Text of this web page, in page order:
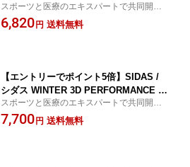
ミニ ブーツドライヤー スノーボード
スポーツと医療のエキスパートで共同開発
されたインソール!! SIDAS / DRY FLOW MI
NI 日本正規品
6,820 円 送料無料
【エントリーでポイント5倍】SIDAS /
シダス WINTER 3D PERFORMANCE /
ウインター3Dパフォーマンス インソー
ル スノーボード 衝撃吸収 バランス向上
スポーツと医療のエキスパートで共同開発
されたインソール!! SIDAS / WINTER 3D PE
RFORMANCE 日本正規品
7,700 円 送料無料